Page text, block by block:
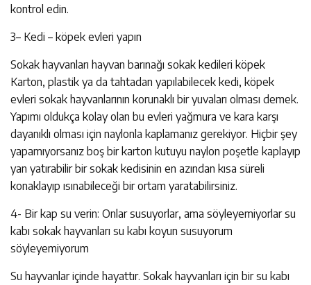
kontrol edin.
3– Kedi – köpek evleri yapın
Sokak hayvanları hayvan barınağı sokak kedileri köpek
Karton, plastik ya da tahtadan yapılabilecek kedi, köpek
evleri sokak hayvanlarının korunaklı bir yuvaları olması demek.
Yapımı oldukça kolay olan bu evleri yağmura ve kara karşı
dayanıklı olması için naylonla kaplamanız gerekiyor. Hiçbir şey
yapamıyorsanız boş bir karton kutuyu naylon poşetle kaplayıp
yan yatırabilir bir sokak kedisinin en azından kısa süreli
konaklayıp ısınabileceği bir ortam yaratabilirsiniz.
4- Bir kap su verin: Onlar susuyorlar, ama söyleyemiyorlar su
kabı sokak hayvanları su kabı koyun susuyorum
söyleyemiyorum
Su hayvanlar içinde hayattır. Sokak hayvanları için bir su kabı